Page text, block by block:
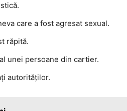
care a fost agresat sexual.
răpită.
unei persoane din cartier.
autorităților.